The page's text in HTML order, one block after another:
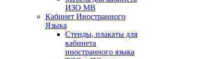
ИЗО МВ
Кабинет Иностранного
Языка
Стенды, плакаты для
кабинета
иностранного языка